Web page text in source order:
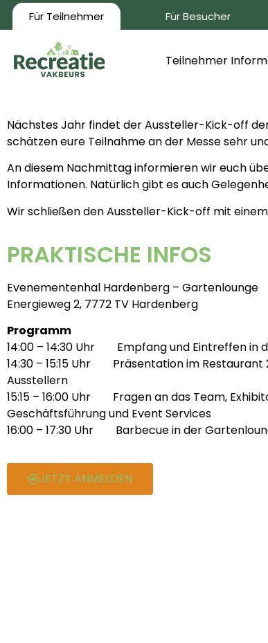
Für Teilnehmer Für Besucher
Teilnehmer
Nächstes Jahr findet der Aussteller-Kick-off
schätzen eure Teilnahme an der Messe sehr
An diesem Nachmittag informieren wir euch
Informationen. Natürlich gibt es auch
Wir schließen den Aussteller-Kick-off mit
PRAKTISCHE INFOS
Evenementenhal Hardenberg – Gartenlounge
Energieweg 2, 7772 TV Hardenberg
Programm
14:00 – 14:30 Uhr Empfang und Eintreffen in
14:30 – 15:15 Uhr Präsentation im Restaurant
Ausstellern
15:15 – 16:00 Uhr Fragen an das Team,
Geschäftsführung und Event Services
16:00 – 17:30 Uhr Barbecue in der
JETZT ANMELDEN